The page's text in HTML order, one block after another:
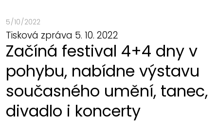
5 / 10 / 2022
Tisková zpráva 5. 10. 2022
Začíná festival 4+4 dny v
pohybu, nabídne výstavu
současného umění, tanec,
divadlo i koncerty